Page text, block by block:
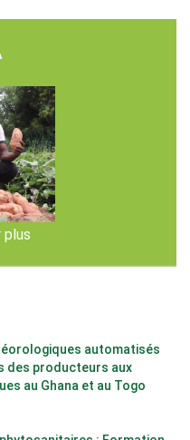
plus
automatisés
des producteurs aux
au Ghana et au Togo